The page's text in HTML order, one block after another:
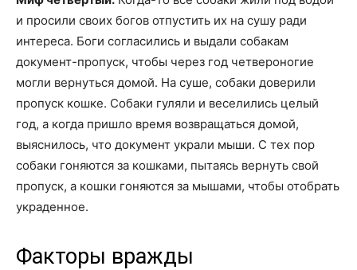
и просили своих богов отпустить их на сушу ради
интереса. Боги согласились и выдали собакам
документ-пропуск, чтобы через год четвероногие
могли вернуться домой. На суше, собаки доверили
пропуск кошке. Собаки гуляли и веселились целый
год, а когда пришло время возвращаться домой,
выяснилось, что документ украли мыши. С тех пор
собаки гоняются за кошками, пытаясь вернуть свой
пропуск, а кошки гоняются за мышами, чтобы отобрать
украденное.
Факторы вражды